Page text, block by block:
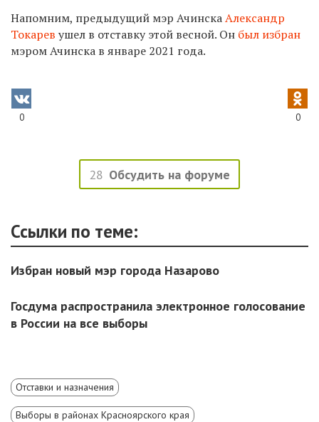
Напомним, предыдущий мэр АчинскаАлександр
Токарев ушел в отставку этой весной. Он был избран
мэром Ачинска в январе 2021 года.
0 0
28 Обсудить на форуме
Ссылки по теме:
Избран новый мэр города Назарово
Госдума распространила электронное голосование
в России на все выборы
Отставки и назначения
Выборы в районах Красноярского края